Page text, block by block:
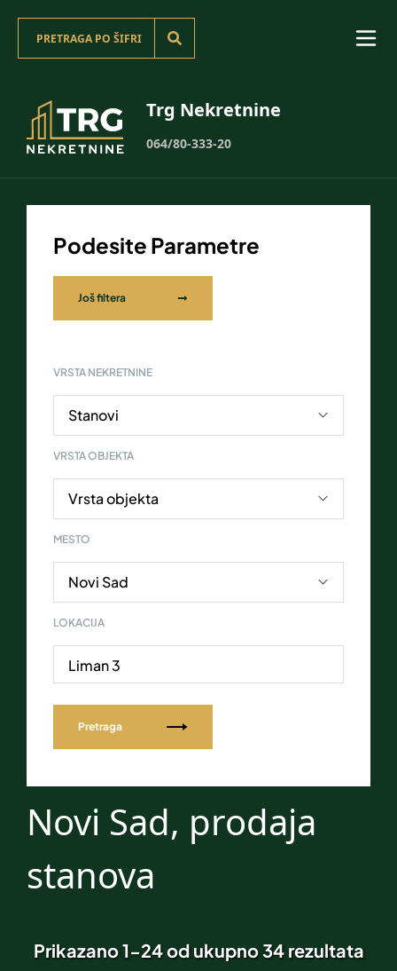
Trg Nekretnine
064/80-333-20
Podesite Parametre
Još filtera
VRSTA NEKRETNINE
VRSTA OBJEKTA
MESTO
LOKACIJA
Liman 3
Pretraga
Novi Sad, prodaja
stanova
Prikazano 1-24 od ukupno 34 rezultata